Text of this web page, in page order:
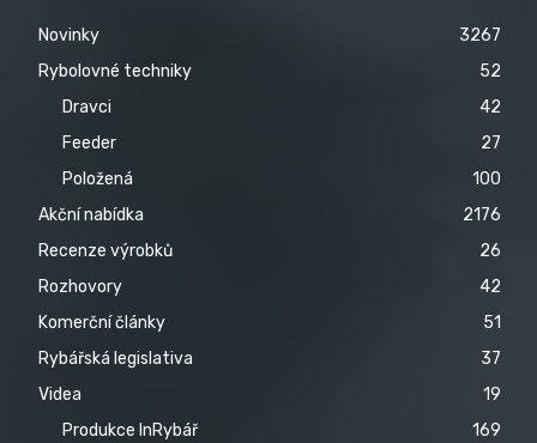
Novinky
3267
Rybolovné techniky
52
Dravci
42
Feeder
27
Položená
100
Akční nabídka
2176
Recenze výrobků
26
Rozhovory
42
Komerční články
51
Rybářská legislativa
37
Videa
19
Produkce InRybář
169